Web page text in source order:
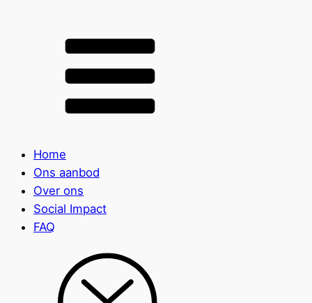
Home
Ons aanbod
Over ons
Social Impact
FAQ